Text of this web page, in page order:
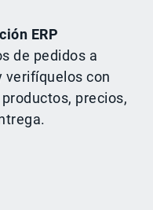
ERP
de pedidos a
verifíquelos con
precios,